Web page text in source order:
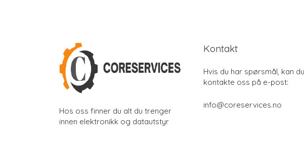
Hos oss finner du alt du trenger
innen elektronikk og datautstyr
Kontakt
Hvis du har spørsmål, kan du
kontakte oss på e-post:
info@coreservices.no